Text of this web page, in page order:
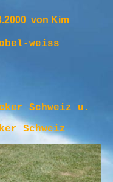
von Kim
weiss
Schweiz u.
Schweiz